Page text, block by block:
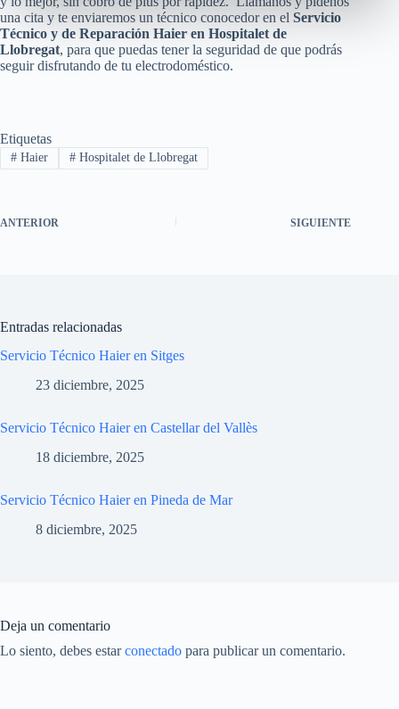
una cita y te enviaremos un técnico conocedor en el Servicio
Técnico y de Reparación Haier en Hospitalet de
Llobregat, para que puedas tener la seguridad de que podrás
seguir disfrutando de tu electrodoméstico.
Etiquetas
#Haier #Hospitalet de Llobregat
ANTERIOR SIGUIENTE
Entradas relacionadas
Servicio Técnico Haier en Sitges
23 diciembre, 2025
Servicio Técnico Haier en Castellar del Vallès
18 diciembre, 2025
Servicio Técnico Haier en Pineda de Mar
8 diciembre, 2025
Deja un comentario
Lo siento, debes estarconectado para publicar un comentario.